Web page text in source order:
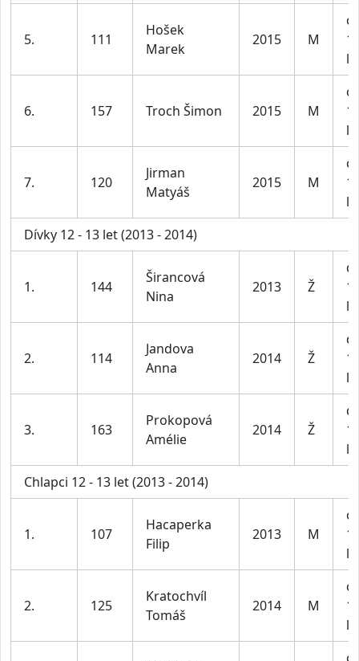
5. 111
Hošek
Marek
2015 M
6. 157 Troch Šimon 2015 M
7. 120
Jirman
Matyáš
2015 M
Dívky 12 - 13 let (2013 - 2014)
1. 144
Širancová
Nina
2013 Ž
2. 114
Jandova
Anna
2014 Ž
3. 163
Prokopová
Amélie
2014 Ž
Chlapci 12 - 13 let (2013 - 2014)
1. 107
Hacaperka
Filip
2013 M
2. 125
Kratochvíl
Tomáš
2014 M